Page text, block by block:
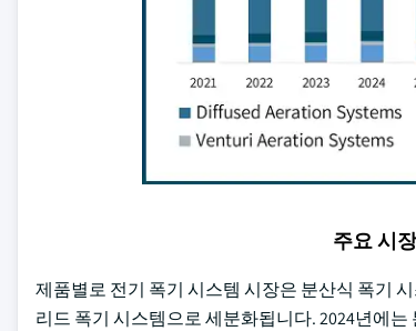
주요 시
제품별로 전기 폭기 시스템 시장은 분산식 폭기
리드 폭기 시스템으로 세분화됩니다. 2024년에